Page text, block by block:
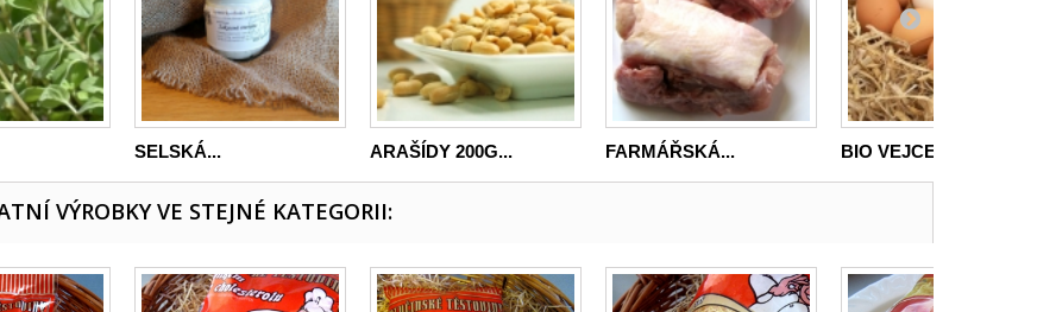
SELSKÁ... ARAŠÍDY 200G... FARMÁŘSKÁ... BIO VEJCE Z...
VÝROBKY VE STEJNÉ KATEGORII: